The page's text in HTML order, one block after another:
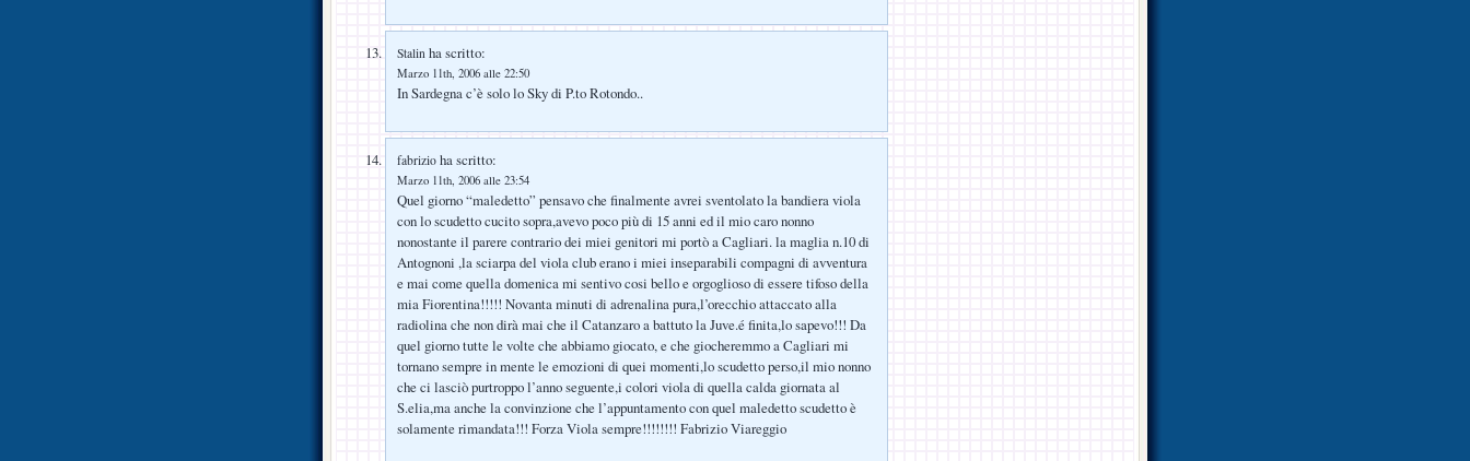
Stalin ha scritto:
Marzo 11th, 2006 alle 22:50
In Sardegna c’è solo lo Sky di P.to Rotondo..
fabrizio ha scritto:
Marzo 11th, 2006 alle 23:54
Quel giorno “maledetto” pensavo che finalmente avrei sventolato la bandiera viola
con lo scudetto cucito sopra,avevo poco più di 15 anni ed il mio caro nonno
nonostante il parere contrario dei miei genitori mi portò a Cagliari. la maglia n.10 di
Antognoni ,la sciarpa del viola club erano i miei inseparabili compagni di avventura
e mai come quella domenica mi sentivo cosi bello e orgoglioso di essere tifoso della
mia Fiorentina!!!!! Novanta minuti di adrenalina pura,l’orecchio attaccato alla
radiolina che non dirà mai che il Catanzaro a battuto la Juve.é finita,lo sapevo!!! Da
quel giorno tutte le volte che abbiamo giocato, e che giocheremmo a Cagliari mi
tornano sempre in mente le emozioni di quei momenti,lo scudetto perso,il mio nonno
che ci lasciò purtroppo l’anno seguente,i colori viola di quella calda giornata al
S.elia,ma anche la convinzione che l’appuntamento con quel maledetto scudetto è
solamente rimandata!!! Forza Viola sempre!!!!!!!! Fabrizio Viareggio